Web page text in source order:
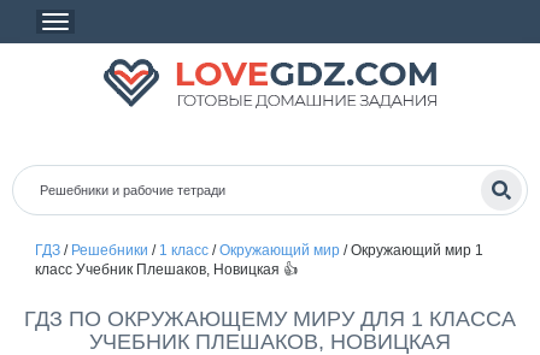
ГДЗ/ Решебники / 1 класс/Окружающий мир/Окружающий мир 1
класс Учебник Плешаков, Новицкая 👍
ГДЗ ПО ОКРУЖАЮЩЕМУ МИРУ ДЛЯ 1 КЛАССА
УЧЕБНИК ПЛЕШАКОВ, НОВИЦКАЯ